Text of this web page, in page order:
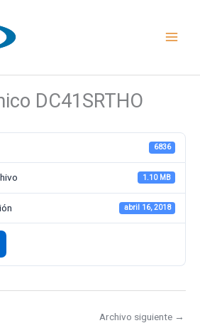
DC41SRTHO
6836
1.10 MB
abril 16, 2018
Archivo siguiente →